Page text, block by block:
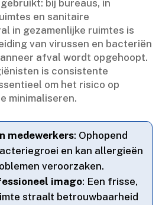
bij bureaus, in
en sanitaire
in gezamenlijke ruimtes is
van virussen en bacteriën
afval wordt opgehoopt.​
is consistente
om het risico op
minimaliseren.​
medewerkers: Ophopend
en kan allergieën
veroorzaken.​
imago: Een frisse,
straalt betrouwbaarheid